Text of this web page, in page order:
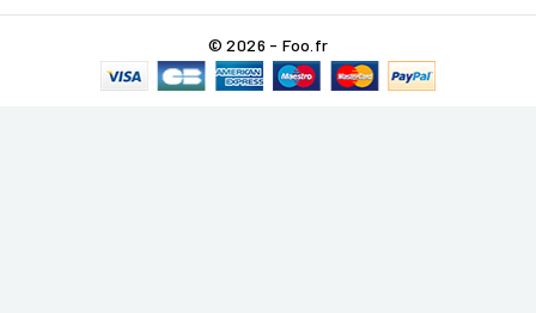
© 2026 - Foo.fr